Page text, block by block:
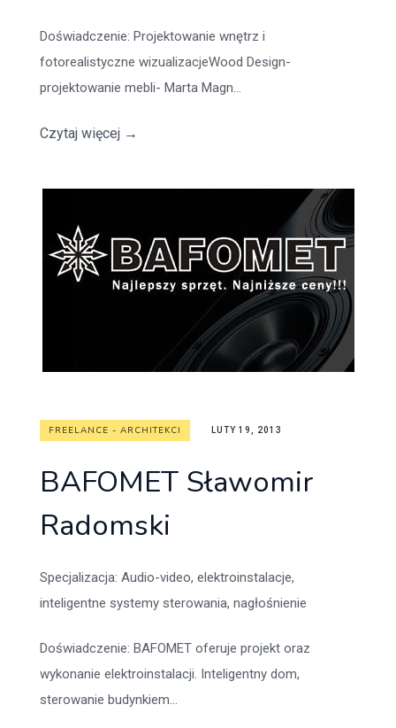
Doświadczenie: Projektowanie wnętrz i
fotorealistyczne wizualizacjeWood Design-
projektowanie mebli- Marta Magn...
Czytaj więcej →
FREELANCE - ARCHITEKCI LUTY 19, 2013
BAFOMET Sławomir
Radomski
Specjalizacja: Audio-video, elektroinstalacje,
inteligentne systemy sterowania, nagłośnienie
Doświadczenie: BAFOMET oferuje projekt oraz
wykonanie elektroinstalacji. Inteligentny dom,
sterowanie budynkiem...